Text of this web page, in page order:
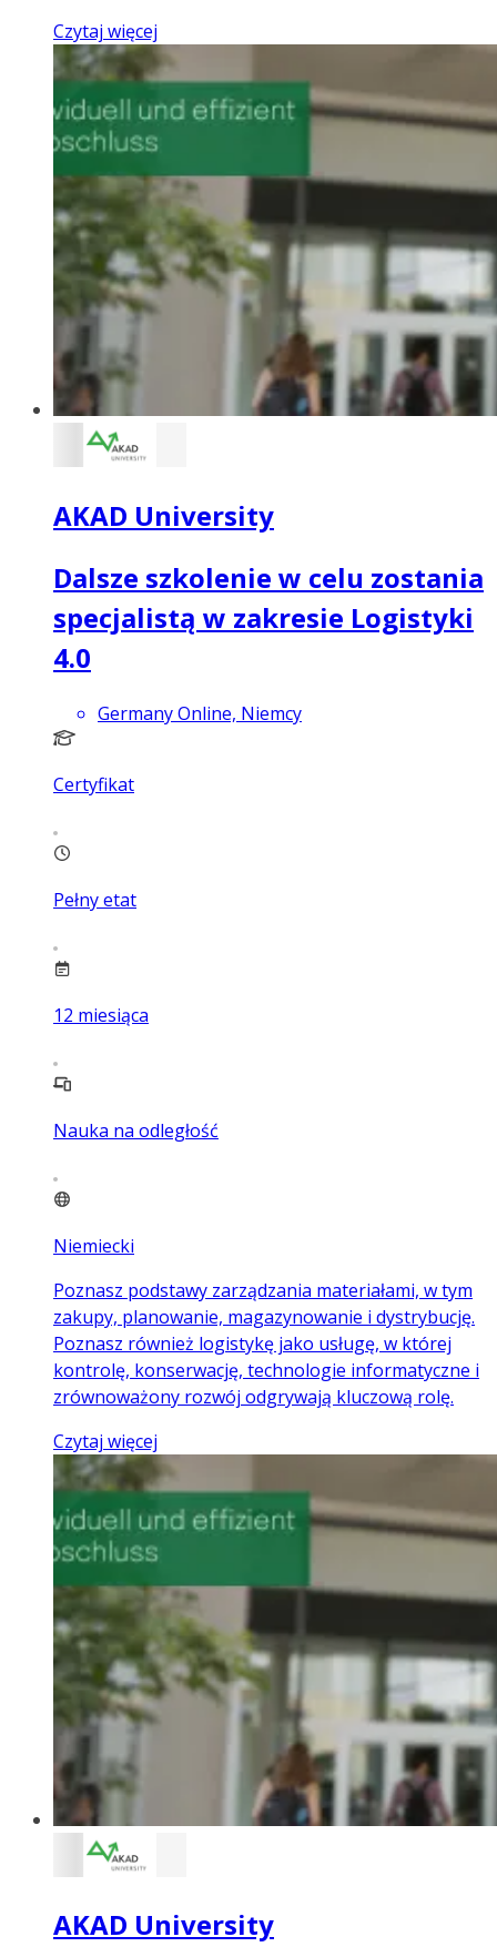
Czytaj więcej
AKAD University
Dalsze szkolenie w celu zostania
specjalistą w zakresie Logistyki
4.0
Germany Online, Niemcy
Certyfikat
Pełny etat
12 miesiąca
Nauka na odległość
Niemiecki
Poznasz podstawy zarządzania materiałami, w tym
zakupy, planowanie, magazynowanie i dystrybucję.
Poznasz również logistykę jako usługę, w której
kontrolę, konserwację, technologie informatyczne i
zrównoważony rozwój odgrywają kluczową rolę.
Czytaj więcej
AKAD University